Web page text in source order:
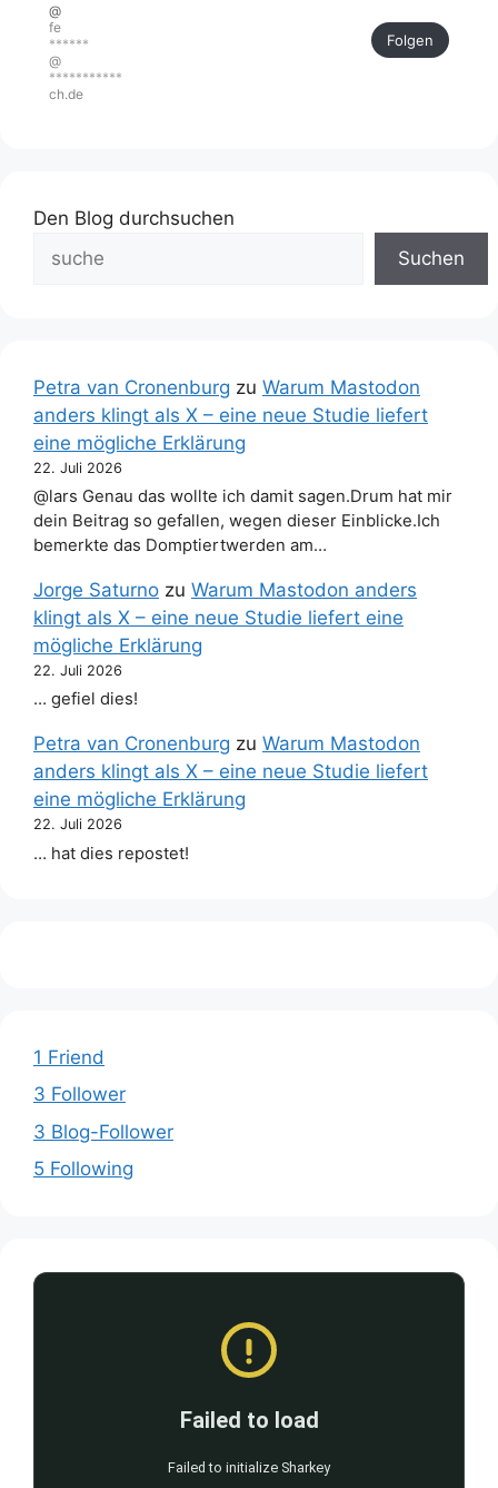
@
fe
******
@
***********
ch.de
Folgen
Den Blog durchsuchen
Suchen
Petra van Cronenburg zu Warum Mastodon
anders klingt als X – eine neue Studie liefert
eine mögliche Erklärung
22. Juli 2026
@lars Genau das wollte ich damit sagen.Drum hat mir
dein Beitrag so gefallen, wegen dieser Einblicke.Ich
bemerkte das Domptiertwerden am…
Jorge Saturno zu Warum Mastodon anders
klingt als X – eine neue Studie liefert eine
mögliche Erklärung
22. Juli 2026
… gefiel dies!
Petra van Cronenburg zu Warum Mastodon
anders klingt als X – eine neue Studie liefert
eine mögliche Erklärung
22. Juli 2026
… hat dies repostet!
1 Friend
3 Follower
3 Blog-Follower
5 Following